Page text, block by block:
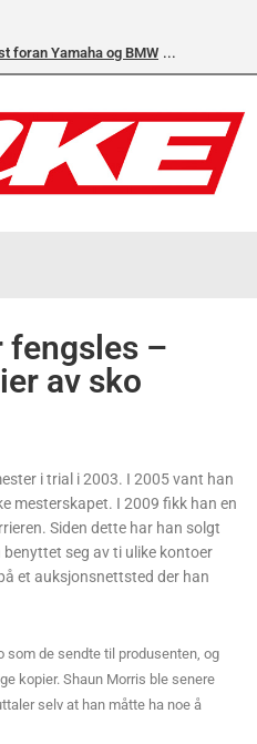
foran Yamaha og BMW
fengsles –
av sko
i trial i 2003. I 2005 vant han
mesterskapet. I 2009 fikk han en
Siden dette har han solgt
seg av ti ulike kontoer
et auksjonsnettsted der han
de sendte til produsenten, og
kopier. Shaun Morris ble senere
selv at han måtte ha noe å